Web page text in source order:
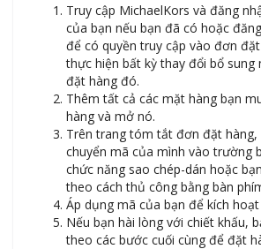
Truy cập MichaelKors và đăng
của bạn nếu bạn đã có hoặc
để có quyền truy cập vào đơn
thực hiện bất kỳ thay đổi bổ sung
đặt hàng đó.
Thêm tất cả các mặt hàng bạn
hàng và mở nó.
Trên trang tóm tắt đơn đặt hàng,
chuyển mã của mình vào trường
chức năng sao chép-dán hoặc
theo cách thủ công bằng bàn
Áp dụng mã của bạn để kích
Nếu bạn hài lòng với chiết khấu,
theo các bước cuối cùng để đặt